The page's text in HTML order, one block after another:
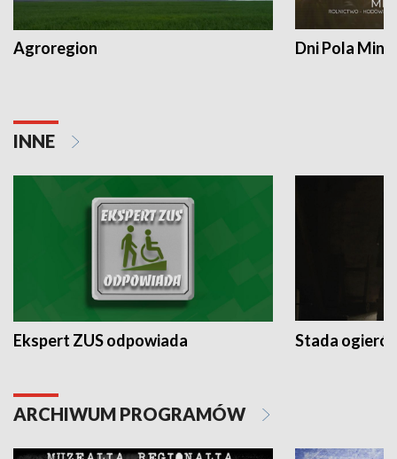
Agroregion Dni Pola
INNE
Ekspert ZUS odpowiada Stada
ARCHIWUM PROGRAMÓW